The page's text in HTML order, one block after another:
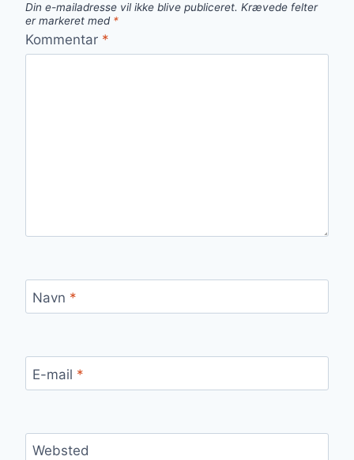
Din e-mailadresse vil ikke blive publiceret. Krævede felter
er markeret med *
Kommentar *
Navn *
E-mail *
Websted